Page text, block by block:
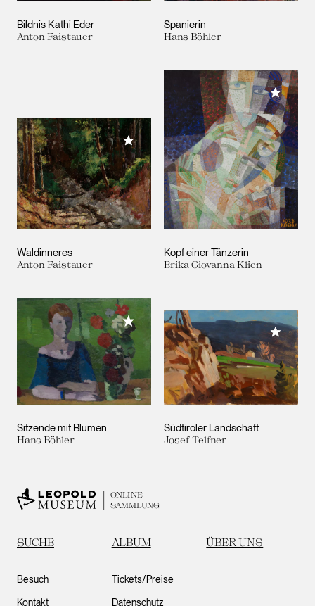
Bildnis Kathi Eder
Anton Faistauer
Spanierin
Hans Böhler
Waldinneres
Anton Faistauer
Meiner Sammlung hinzufügen
Kopf einer Tänzerin
Erika Giovanna Klien
Meiner
Sitzende mit Blumen
Hans Böhler
Meiner Sammlung hinzufügen
Südtiroler Landschaft
Josef Telfner
Meiner
ONLINE
SAMMLUNG
SUCHE ALBUM ÜBER UNS
Besuch
Kontakt
Tickets/Preise
Datenschutz